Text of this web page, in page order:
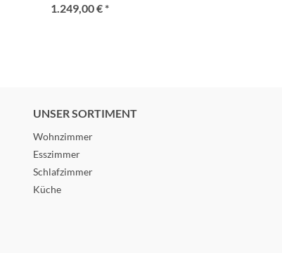
1.249,00 € *
UNSER SORTIMENT
Wohnzimmer
Esszimmer
Schlafzimmer
Küche